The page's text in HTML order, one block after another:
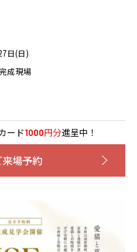
日(日)
成現場
ード1000円分進呈中！
来場予約